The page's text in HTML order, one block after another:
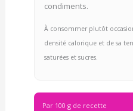
condiments.
À consommer plutôt
densité calorique et de sa
saturées et sucres.
Par 100 g de recette